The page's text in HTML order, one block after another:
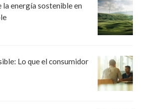
la energía sostenible en
Lo que el consumidor